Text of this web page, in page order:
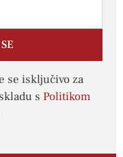
se isključivo za
s Politikom